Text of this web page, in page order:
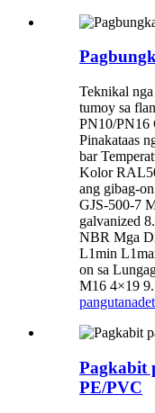
Teknikal
tumoy sa
PN10/PN16
Pinakataas
bar
Kolor
ang gibag-
GJS-500-7
galvanized
NBR Mga
L1min
on sa
M16 4×19
pangutana
Pagkabit
PE/PVC